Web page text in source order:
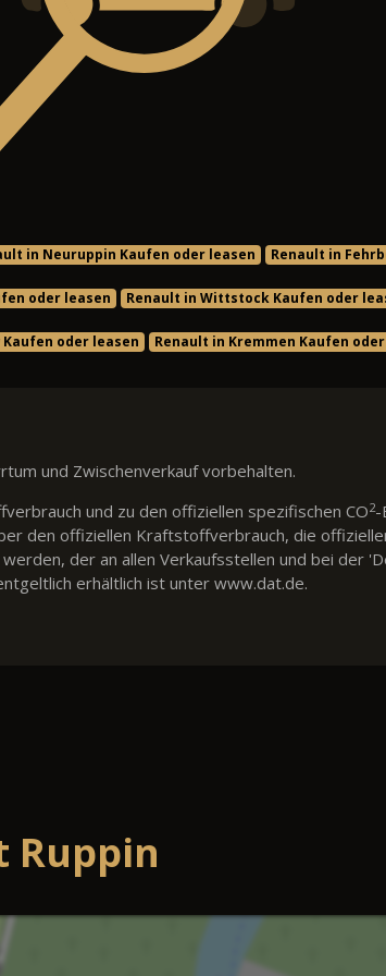
in Neuruppin Kaufen oder leasen Renault in
oder leasen Renault in Wittstock Kaufen oder
oder leasen Renault in Kremmen Kaufen
und Zwischenverkauf vorbehalten.
und zu den offiziellen spezifischen CO2-
den offiziellen Kraftstoffverbrauch, die
der an allen Verkaufsstellen und bei der
erhältlich ist unter www.dat.de.
Ruppin